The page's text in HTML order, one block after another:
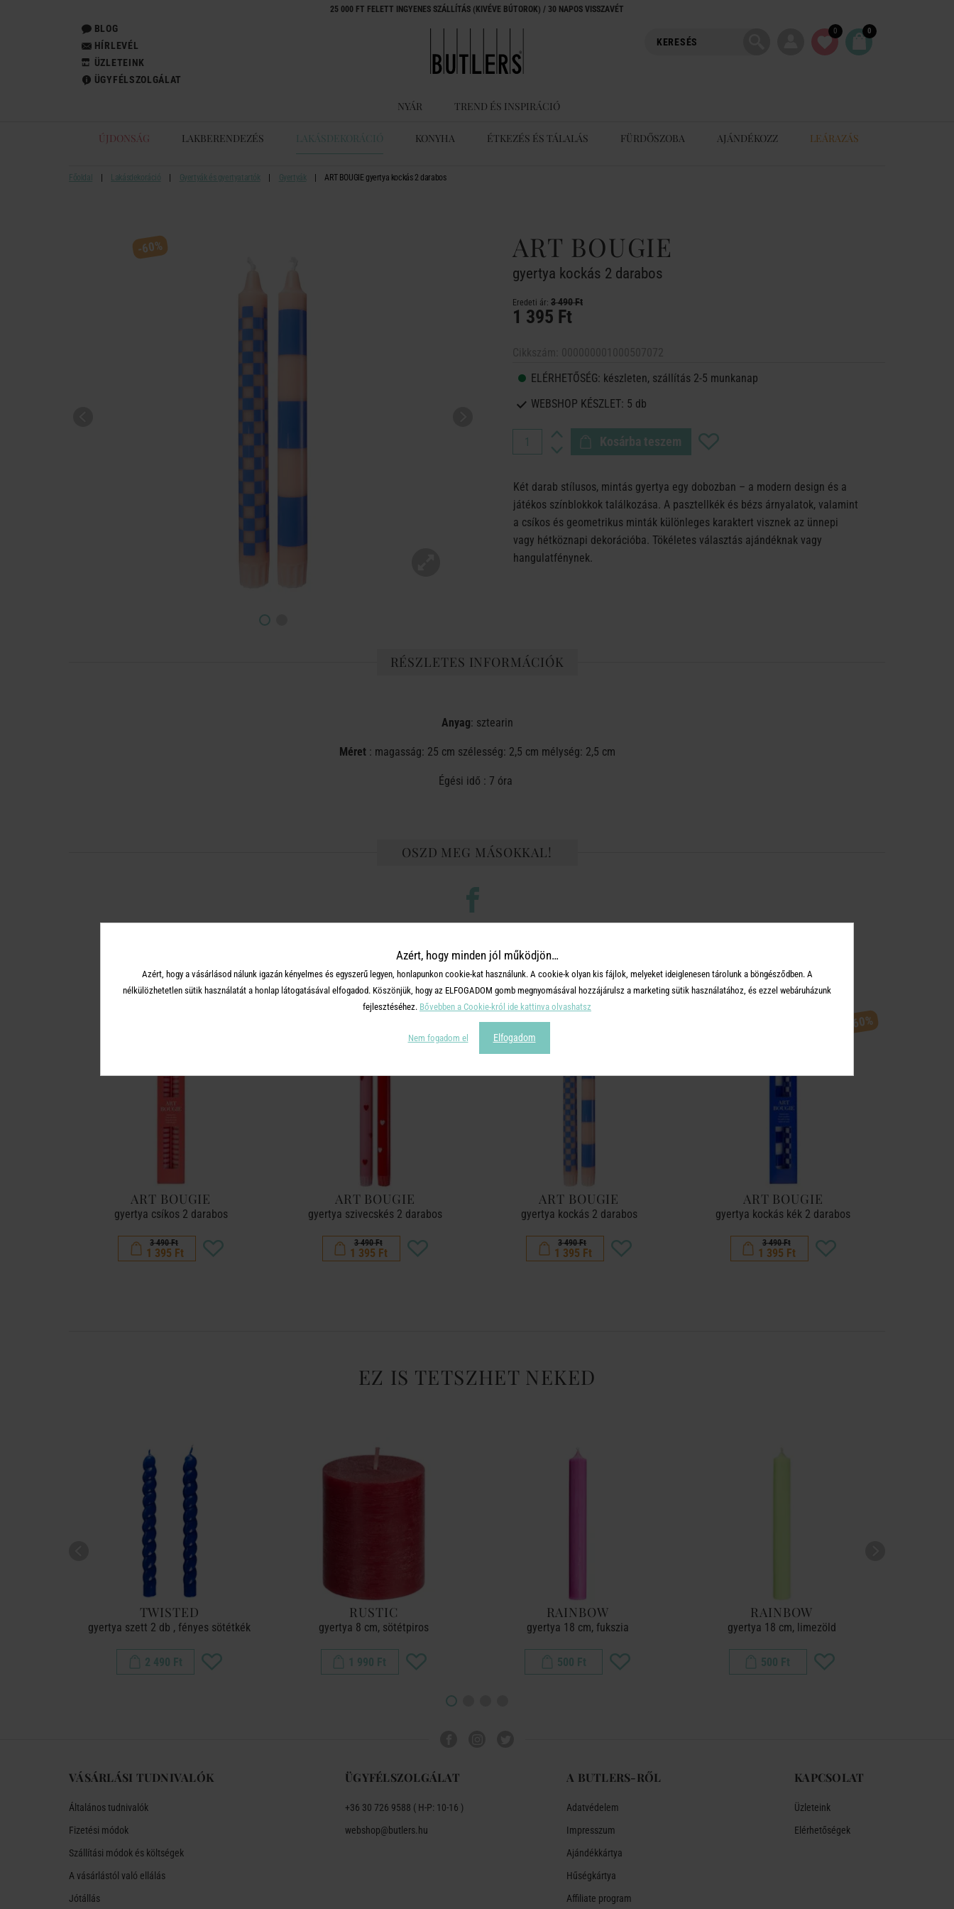
25 000 FT FELETT INGYENES SZÁLLÍTÁS (KIVÉVE BÚTOROK) / 30 NAPOS VISSZAVÉT
BLOG
HÍRLEVÉL
ÜZLETEINK
ÜGYFÉLSZOLGÁLAT
0 0
NYÁR TREND ÉS INSPIRÁCIÓ
ÚJDONSÁG LAKBERENDEZÉS LAKÁSDEKORÁCIÓ KONYHA ÉTKEZÉS ÉS TÁLALÁS FÜRDŐSZOBA AJÁNDÉKOZZ LEÁRAZÁS
Főoldal Lakásdekoráció Gyertyák és gyertyatartók Gyertyák ART BOUGIE gyertya kockás 2 darabos
-60% ART BOUGIE
gyertya kockás 2 darabos
Eredeti ár: 3 490 Ft
1 395 Ft
ELÉRHETŐSÉG: készleten, szállítás 2-5 munkanap
WEBSHOP KÉSZLET: 5 db
Kosárba teszem
Két darab stílusos, mintás gyertya egy dobozban – a modern design és a
játékos színblokkok találkozása. A pasztellkék és bézs árnyalatok, valamint
a csíkos és geometrikus minták különleges karaktert visznek az ünnepi
vagy hétköznapi dekorációba. Tökéletes választás ajándéknak vagy
hangulatfénynek.
RÉSZLETES INFORMÁCIÓK
Anyag: sztearin
Méret : magasság: 25 cm szélesség: 2,5 cm mélység: 2,5 cm
Égési idő : 7 óra
OSZD MEG MÁSOKKAL!
A TERMÉKCSALÁD TOVÁBBI TERMÉKEI
ART BOUGIE
gyertya csíkos 2 darabos
3 490 Ft
1 395 Ft
ART BOUGIE
gyertya szivecskés 2 darabos
3 490 Ft
1 395 Ft
ART BOUGIE
gyertya kockás 2 darabos
3 490 Ft
1 395 Ft
-60%
ART BOUGIE
gyertya kockás kék 2 darabos
3 490 Ft
1 395 Ft
EZ IS TETSZHET NEKED
TWISTED
gyertya szett 2 db , fényes sötétkék
2 490 Ft
RUSTIC
gyertya 8 cm, sötétpiros
1 990 Ft
RAINBOW
gyertya 18 cm, fukszia
500 Ft
RAINBOW
gyertya 18 cm, limezöld
500 Ft
VÁSÁRLÁSI TUDNIVALÓK
Általános tudnivalók
Fizetési módok
Szállítási módok és költségek
A vásárlástól való ellálás
Jótállás
ÜGYFÉLSZOLGÁLAT
+36 30 726 9588 ( H-P: 10-16 )
webshop@butlers.hu
A BUTLERS-RŐL
Adatvédelem
Impresszum
Ajándékkártya
Hűségkártya
Affiliate program
KAPCSOLAT
Üzleteink
Elérhetőségek
Azért, hogy minden jól működjön…
Azért, hogy a vásárlásod nálunk igazán kényelmes és egyszerű legyen, honlapunkon cookie-kat használunk. A cookie-k olyan kis fájlok, melyeket ideiglenesen tárolunk a böngésződben. A
nélkülözhetetlen sütik használatát a honlap látogatásával elfogadod. Köszönjük, hogy az ELFOGADOM gomb megnyomásával hozzájárulsz a marketing sütik használatához, és ezzel webáruházunk
fejlesztéséhez. Bővebben a Cookie-król ide kattinva olvashatsz
Nem fogadom el Elfogadom